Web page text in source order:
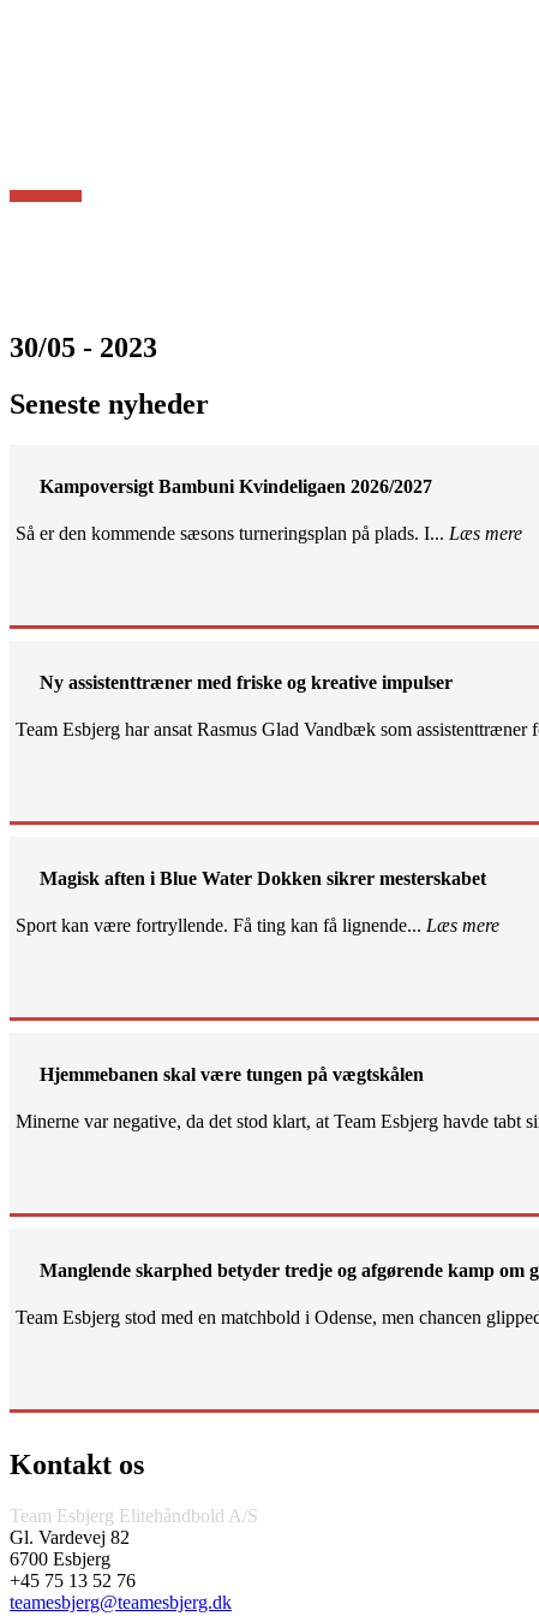
30/05 - 2023
Seneste nyheder
Kampoversigt Bambuni Kvindeligaen 2026/2027
Så er den kommende sæsons turneringsplan på plads. I... Læs mere
Ny assistenttræner med friske og kreative impulser
Team Esbjerg har ansat Rasmus Glad Vandbæk som assistenttræner
Magisk aften i Blue Water Dokken sikrer mesterskabet
Sport kan være fortryllende. Få ting kan få lignende... Læs mere
Hjemmebanen skal være tungen på vægtskålen
Minerne var negative, da det stod klart, at Team Esbjerg havde tabt
Manglende skarphed betyder tredje og afgørende kamp om
Team Esbjerg stod med en matchbold i Odense, men chancen
Kontakt os
Team Esbjerg Elitehåndbold A/S
Gl. Vardevej 82
6700 Esbjerg
+45 75 13 52 76
teamesbjerg@teamesbjerg.dk